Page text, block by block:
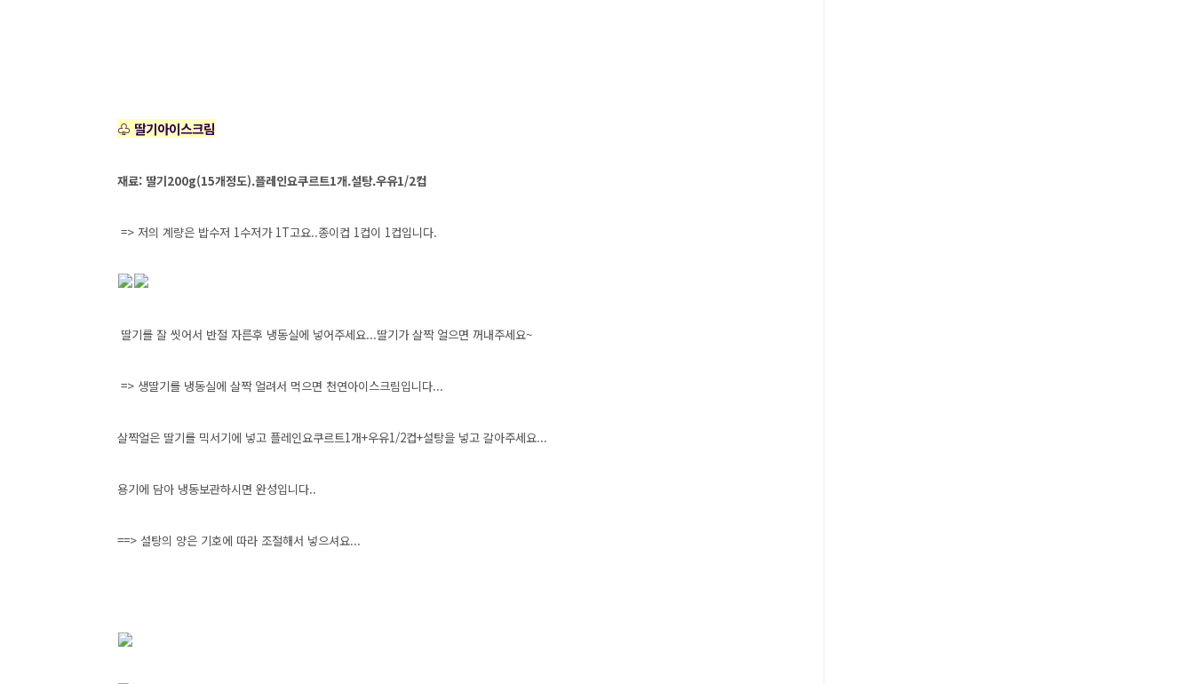
♧ 딸기아이스크림
재료: 딸기200g(15개정도).플레인요쿠르트1개.설탕.우유1/2컵
=> 저의 계량은 밥수저 1수저가 1T고요..종이컵 1컵이 1컵입니다.
딸기를 잘 씻어서 반절 자른후 냉동실에 넣어주세요...딸기가 살짝 얼으면 꺼내주세요~
=> 생딸기를 냉동실에 살짝 얼려서 먹으면 천연아이스크림입니다...
살짝얼은 딸기를 믹서기에 넣고 플레인요쿠르트1개+우유1/2컵+설탕을 넣고 갈아주세요...
용기에 담아 냉동보관하시면 완성입니다..
==> 설탕의 양은 기호에 따라 조절해서 넣으셔요...